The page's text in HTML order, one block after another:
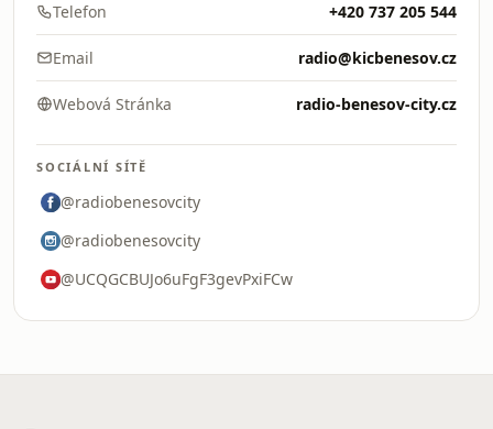
Telefon +420 737 205 544
Email radio@kicbenesov.cz
Webová Stránka radio-benesov-city.cz
SOCIÁLNÍ SÍTĚ
@radiobenesovcity
@radiobenesovcity
@UCQGCBUJo6uFgF3gevPxiFCw